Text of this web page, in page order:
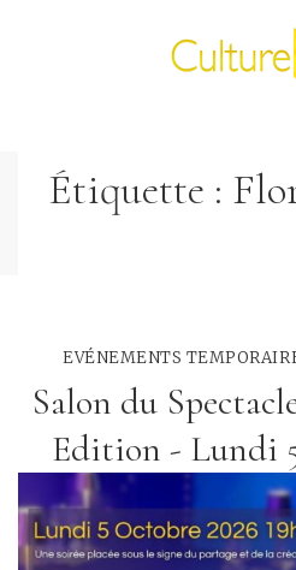
Étiquette :
EVÉNEMENTS
Salon du
Edition - Lundi